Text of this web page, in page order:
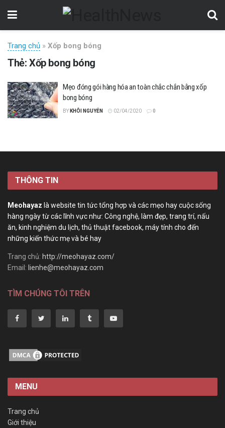
Trang chủ » Xốp bong bóng
Thẻ:Xốp bong bóng
Mẹo đóng gói hàng hóa an toàn chắc chắn bằng xốp
bong bóng
BY KHÔI NGUYỄN 02/04/2020 0
THÔNG TIN
Meohayaz là website tin tức tổng hợp và các mẹo hay cuộc sống
hàng ngày từ các lĩnh vực như: Công nghệ, làm đẹp, trang trí, nấu
ăn, kinh nghiệm du lịch, thủ thuật facebook, máy tính cho đến
những kiến thức mẹ và bé hay
Trang chủ: http://meohayaz.com/
Email: lienhe@meohayaz.com
TÌM CHÚNG TÔI TRÊN
MENU
Trang chủ
Giới thiệu